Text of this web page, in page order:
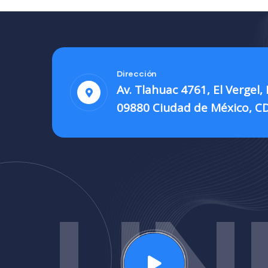
Dirección
Av. Tlahuac 4761, El
09880 Ciudad de México,